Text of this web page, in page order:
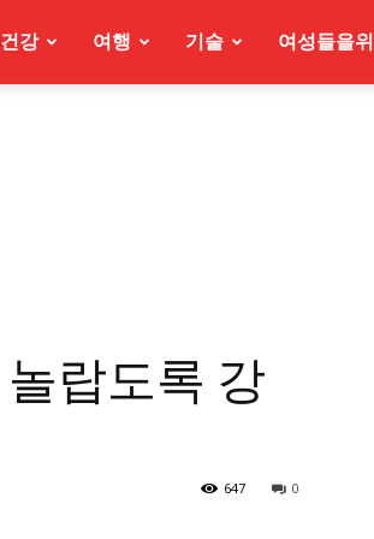
건강 여행 기술 여성들을
놀랍도록 강
0
647